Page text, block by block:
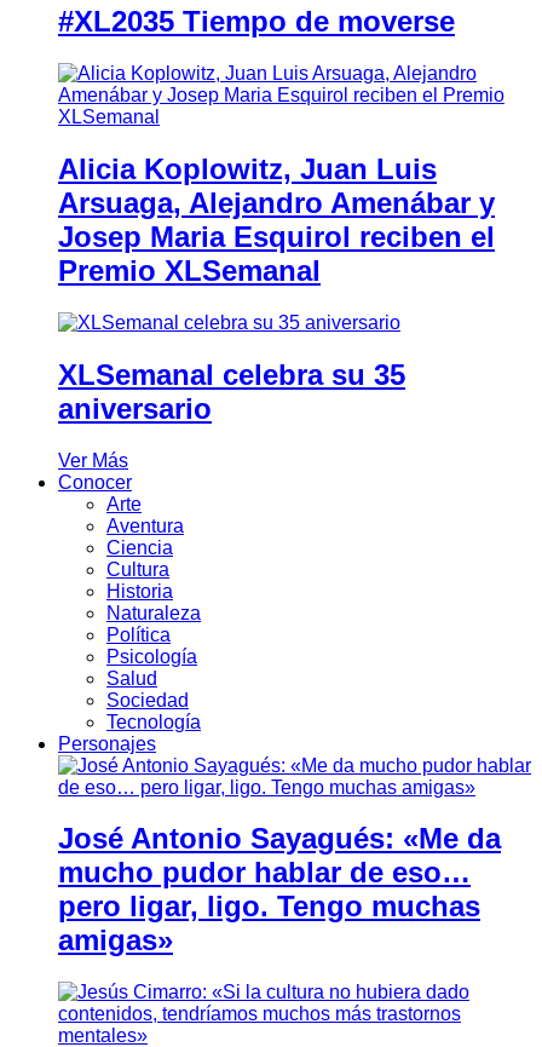
#XL2035 Tiempo de moverse
Alicia Koplowitz, Juan Luis
Arsuaga, Alejandro Amenábar y
Josep Maria Esquirol reciben el
Premio XLSemanal
XLSemanal celebra su 35
aniversario
Ver Más
Conocer
Arte
Aventura
Ciencia
Cultura
Historia
Naturaleza
Política
Psicología
Salud
Sociedad
Tecnología
Personajes
José Antonio Sayagués: «Me da
mucho pudor hablar de eso…
pero ligar, ligo. Tengo muchas
amigas»